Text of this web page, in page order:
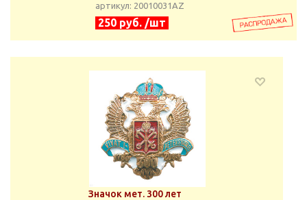
артикул: 20010031АZ
250 руб. /шт
Значок мет. 300 лет